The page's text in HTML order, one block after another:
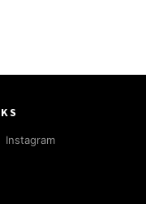
Instagram